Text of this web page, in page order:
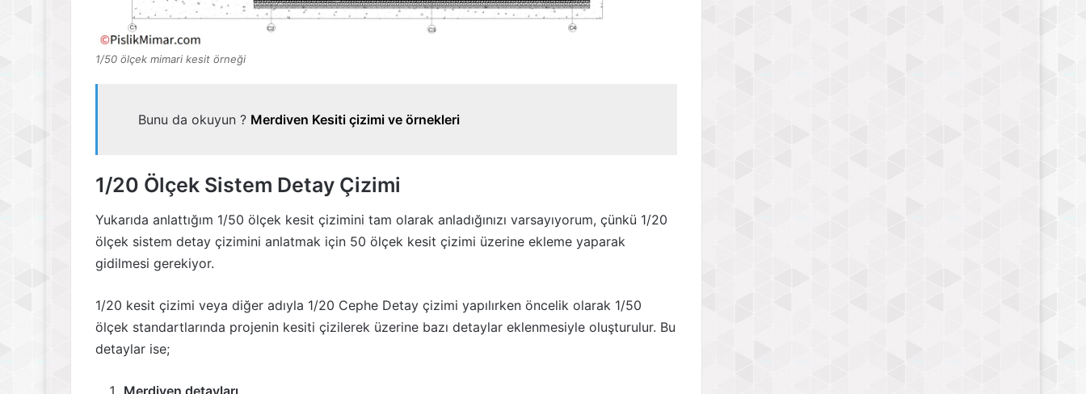
1/50 ölçek mimari kesit örneği
Bunu da okuyun ? Merdiven Kesiti çizimi ve örnekleri
1/20 Ölçek Sistem Detay Çizimi
Yukarıda anlattığım 1/50 ölçek kesit çizimini tam olarak anladığınızı varsayıyorum, çünkü 1/20
ölçek sistem detay çizimini anlatmak için 50 ölçek kesit çizimi üzerine ekleme yaparak
gidilmesi gerekiyor.
1/20 kesit çizimi veya diğer adıyla 1/20 Cephe Detay çizimi yapılırken öncelik olarak 1/50
ölçek standartlarında projenin kesiti çizilerek üzerine bazı detaylar eklenmesiyle oluşturulur. Bu
detaylar ise;